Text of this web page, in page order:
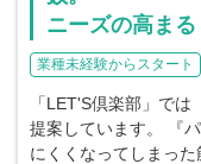
ニーズの高まる
業種未経験からスタート
「LET'S倶楽部」で
提案しています。 『
にくくなってしまっ